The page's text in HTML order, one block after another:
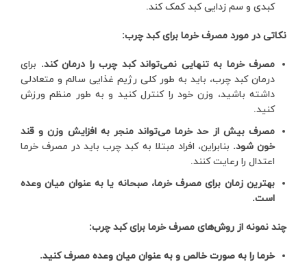
کبدی و سم زدایی کبد کمک کند.
نکاتی در مورد مصرف خرما برای کبد چرب:
مصرف خرما به تنهایی نمی‌تواند کبد چرب را درمان کند. برای
درمان کبد چرب، باید به طور کلی رژیم غذایی سالم و متعادلی
داشته باشید، وزن خود را کنترل کنید و به طور منظم ورزش
کنید.
مصرف بیش از حد خرما می‌تواند منجر به افزایش وزن و قند
خون شود. بنابراین، افراد مبتلا به کبد چرب باید در مصرف خرما
اعتدال را رعایت کنند.
بهترین زمان برای مصرف خرما، صبحانه یا به عنوان میان وعده
است.
چند نمونه از روش‌های مصرف خرما برای کبد چرب:
خرما را به صورت خالص و به عنوان میان وعده مصرف کنید.